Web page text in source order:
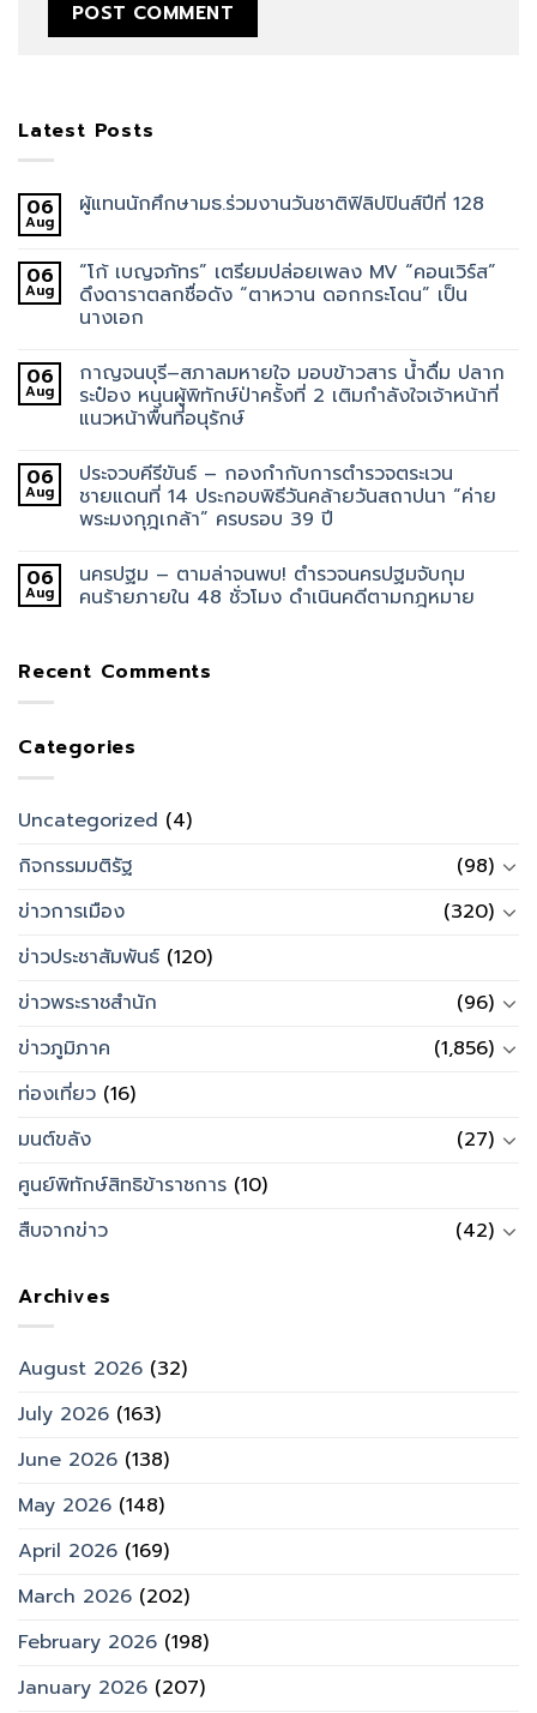
Latest Posts
06
Aug
ผู้แทนนักศึกษามธ.ร่วมงานวันชาติฟิลิปปินส์ปีที่ 128
06
Aug
“โก้ เบญจภัทร” เตรียมปล่อยเพลง MV “คอนเวิร์ส”
ดึงดาราตลกชื่อดัง “ตาหวาน ดอกกระโดน” เป็น
นางเอก
06
Aug
กาญจนบุรี–สภาลมหายใจ มอบข้าวสาร น้ำดื่ม ปลาก
ระป๋อง หนุนผู้พิทักษ์ป่าครั้งที่ 2 เติมกำลังใจเจ้าหน้าที่
แนวหน้าพื้นที่อนุรักษ์
06
Aug
ประจวบคีรีขันธ์ – กองกำกับการตำรวจตระเวน
ชายแดนที่ 14 ประกอบพิธีวันคล้ายวันสถาปนา “ค่าย
พระมงกุฎเกล้า” ครบรอบ 39 ปี
06
Aug
นครปฐม – ตามล่าจนพบ! ตำรวจนครปฐมจับกุม
คนร้ายภายใน 48 ชั่วโมง ดำเนินคดีตามกฎหมาย
Recent Comments
Categories
Uncategorized (4)
กิจกรรมมติรัฐ
(98)
ข่าวการเมือง
(320)
ข่าวประชาสัมพันธ์ (120)
ข่าวพระราชสำนัก
(96)
ข่าวภูมิภาค
(1,856)
ท่องเที่ยว (16)
มนต์ขลัง
(27)
ศูนย์พิทักษ์สิทธิข้าราชการ (10)
สืบจากข่าว
(42)
Archives
August 2026 (32)
July 2026 (163)
June 2026 (138)
May 2026 (148)
April 2026 (169)
March 2026 (202)
February 2026 (198)
January 2026 (207)